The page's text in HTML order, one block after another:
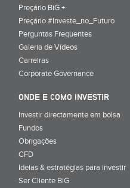
Preçário BiG +
Preçário #Investe_no_Futuro
Perguntas Frequentes
Galeria de Vídeos
Carreiras
Corporate Governance
ONDE E COMO INVESTIR
Investir directamente em bolsa
Fundos
Obrigações
CFD
Ideias & estratégias para investir
Ser Cliente BiG